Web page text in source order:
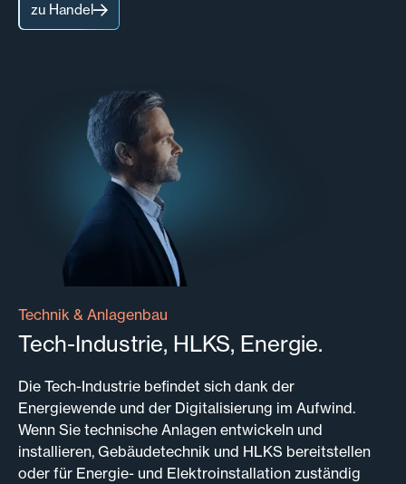
zu Handel
Technik & Anlagenbau
Tech-Industrie, HLKS, Energie.
Die Tech-Industrie befindet sich dank der
Energiewende und der Digitalisierung im Aufwind.
Wenn Sie technische Anlagen entwickeln und
installieren, Gebäudetechnik und HLKS bereitstellen
oder für Energie- und Elektroinstallation zuständig